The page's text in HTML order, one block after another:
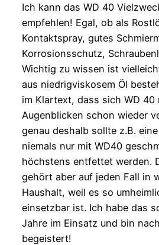
Ich kann das WD 40
empfehlen! Egal, ob als
Kontaktspray, gutes
Korrosionsschutz,
Wichtig zu wissen ist
aus niedrigviskosem Öl
im Klartext, dass sich WD 40
Augenblicken schon wieder
genau deshalb sollte z.B.
niemals nur mit WD40
höchstens entfettet werden.
gehört aber auf jeden Fall in
Haushalt, weil es so
einsetzbar ist. Ich habe das
Jahre im Einsatz und bin
begeistert!